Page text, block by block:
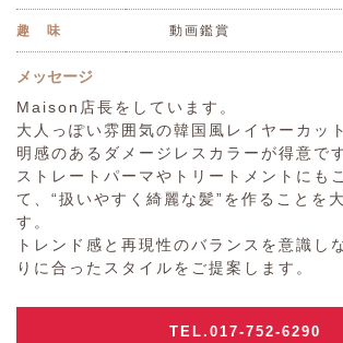
趣 味 動画鑑賞
メッセージ
Maison店長をしています。
大人っぽい雰囲気の韓国風レイヤーカッ
明感のあるダメージレスカラーが得意で
ストレートパーマやトリートメントにも
て、“扱いやすく綺麗な髪”を作ることを
す。
トレンド感と再現性のバランスを意識し
りに合ったスタイルをご提案します。
TEL.017-752-6290